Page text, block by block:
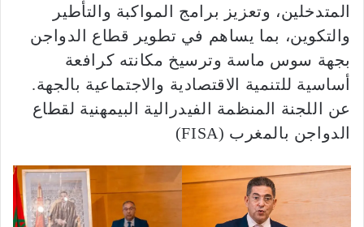
المتدخلين، وتعزيز برامج المواكبة والتأطير
والتكوين، بما يساهم في تطوير قطاع الدواجن
بجهة سوس ماسة وترسيخ مكانته كرافعة
أساسية للتنمية الاقتصادية والاجتماعية بالجهة.
عن اللجنة المنظمة الفيدرالية البيمهنية لقطاع
الدواجن بالمغرب (FISA)